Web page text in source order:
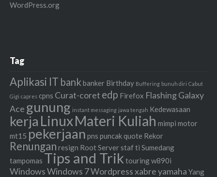
WordPress.org
Tag
Aplikasi IT bank banker Birthday Buffering bunuh diri Cabut
Gigi capres cpns Curat-coret edp Firefox Flashing Galaxy
Ace gunung instant messaging jawa tengah Kedewasaan
kerja LinuxMateri Kuliah mimpi motor
mt15 pekerjaan pns puncakquote Rekor
Renungan resign Root Server staf ti Sumedang
tampomas Tips and Trik touringw890i
WindowsWindows 7Wordpressxabreyamaha Yang